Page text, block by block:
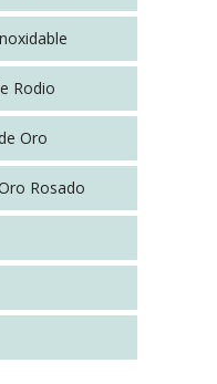
Rodio
Oro
Rosado